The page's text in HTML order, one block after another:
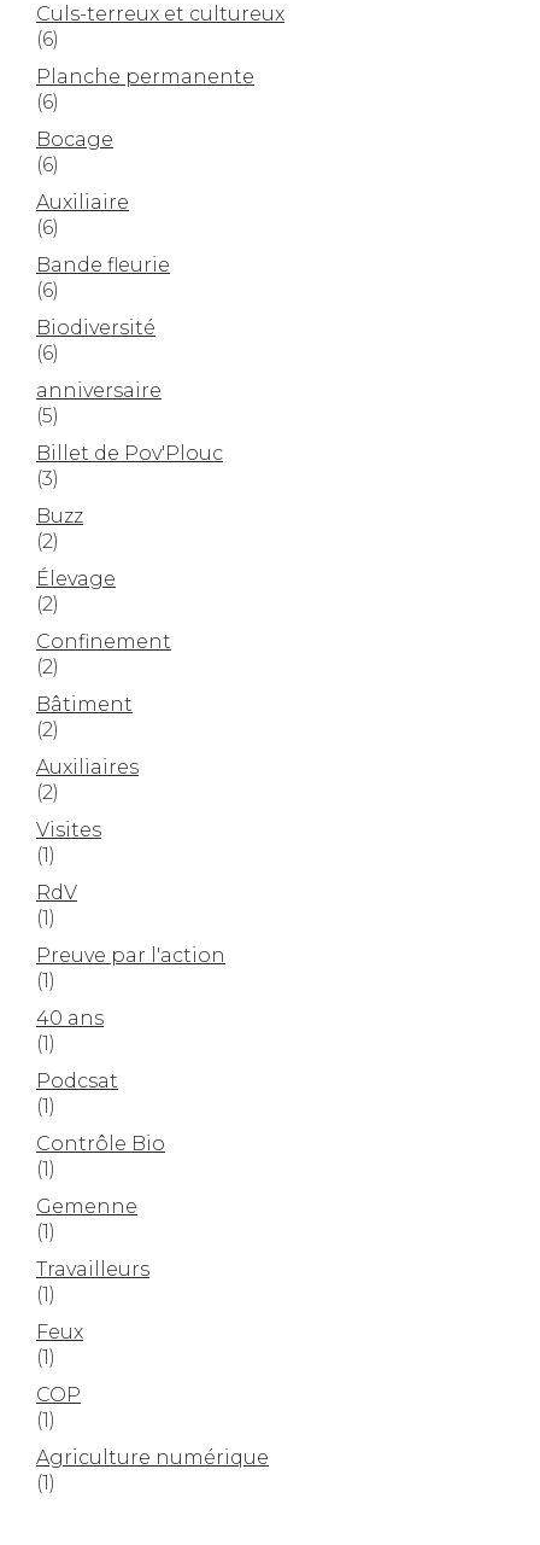
Culs-terreux et cultureux
(6)
Planche permanente
(6)
Bocage
(6)
Auxiliaire
(6)
Bande fleurie
(6)
Biodiversité
(6)
anniversaire
(5)
Billet de Pov'Plouc
(3)
Buzz
(2)
Élevage
(2)
Confinement
(2)
Bâtiment
(2)
Auxiliaires
(2)
Visites
(1)
RdV
(1)
Preuve par l'action
(1)
40 ans
(1)
Podcsat
(1)
Contrôle Bio
(1)
Gemenne
(1)
Travailleurs
(1)
Feux
(1)
COP
(1)
Agriculture numérique
(1)